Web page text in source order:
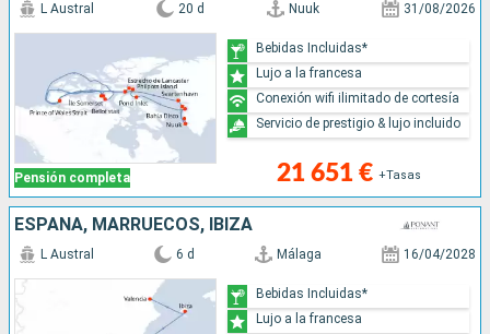
Pensión completa
L Austral 20 d Nuuk 31/08/2026
21 651 € +Tasas
Bebidas Incluidas*
Lujo a la francesa
Conexión wifi ilimitado de cortesía
Servicio de prestigio & lujo incluido
ESPAÑA, MARRUECOS, IBIZA
L Austral 6 d Málaga 16/04/2028
Bebidas Incluidas*
Lujo a la francesa